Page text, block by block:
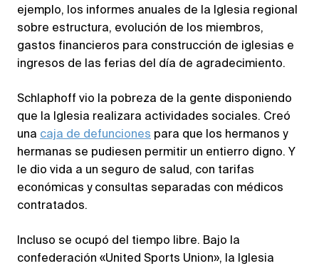
ejemplo, los informes anuales de la Iglesia regional
sobre estructura, evolución de los miembros,
gastos financieros para construcción de iglesias e
ingresos de las ferias del día de agradecimiento.
Schlaphoff vio la pobreza de la gente disponiendo
que la Iglesia realizara actividades sociales. Creó
una caja de defunciones para que los hermanos y
hermanas se pudiesen permitir un entierro digno. Y
le dio vida a un seguro de salud, con tarifas
económicas y consultas separadas con médicos
contratados.
Incluso se ocupó del tiempo libre. Bajo la
confederación «United Sports Union», la Iglesia